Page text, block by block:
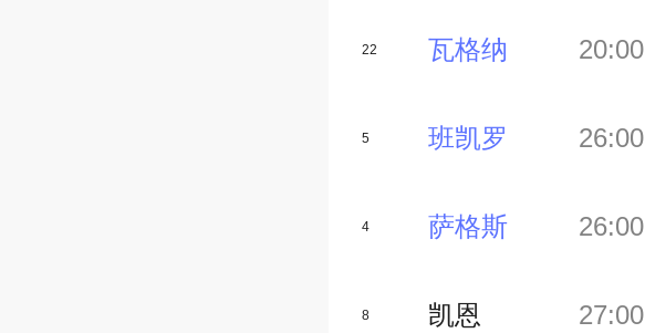
22 瓦格纳
5 班凯罗
4 萨格斯
8 凯恩
20:00
26:00
26:00
27:00